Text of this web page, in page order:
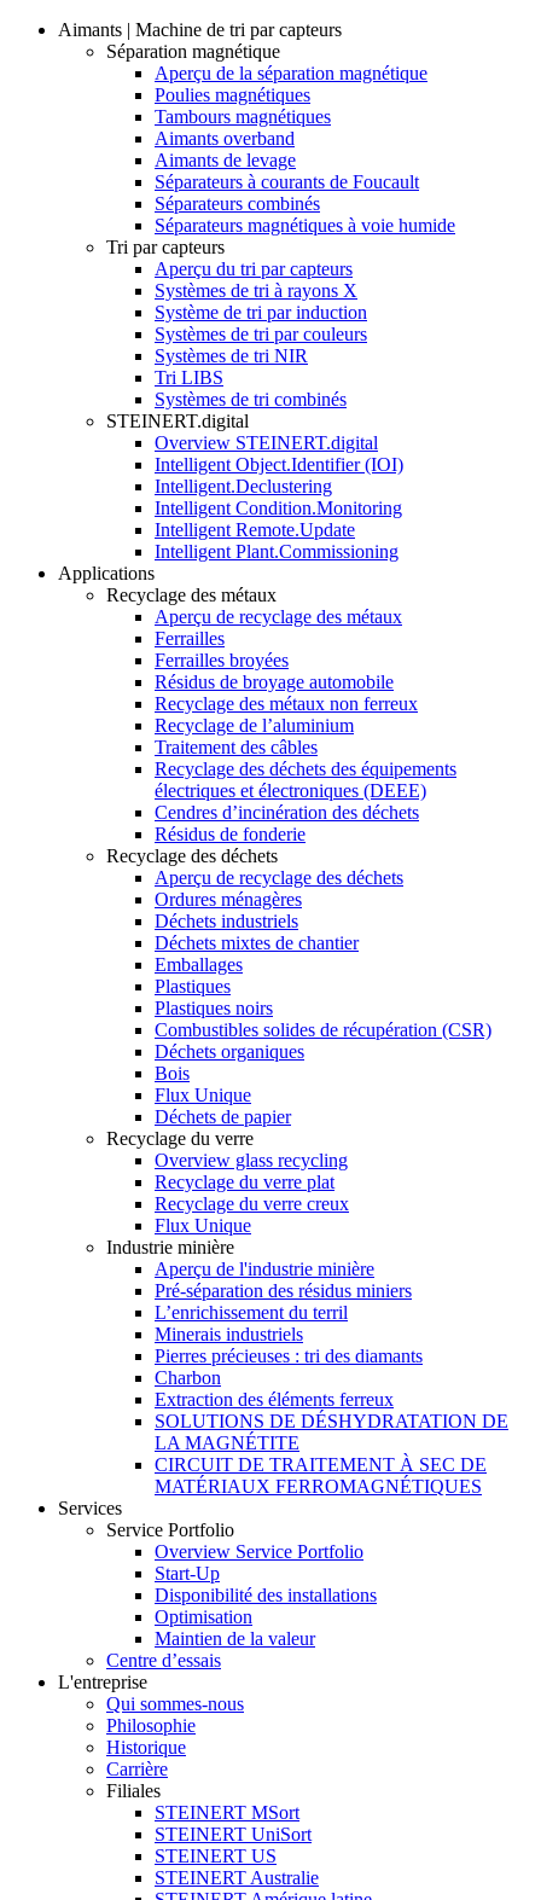
Aimants | Machine de tri par capteurs
Séparation magnétique
Aperçu de la séparation magnétique
Poulies magnétiques
Tambours magnétiques
Aimants overband
Aimants de levage
Séparateurs à courants de Foucault
Séparateurs combinés
Séparateurs magnétiques à voie humide
Tri par capteurs
Aperçu du tri par capteurs
Systèmes de tri à rayons X
Système de tri par induction
Systèmes de tri par couleurs
Systèmes de tri NIR
Tri LIBS
Systèmes de tri combinés
STEINERT.digital
Overview STEINERT.digital
Intelligent Object.Identifier (IOI)
Intelligent.Declustering
Intelligent Condition.Monitoring
Intelligent Remote.Update
Intelligent Plant.Commissioning
Applications
Recyclage des métaux
Aperçu de recyclage des métaux
Ferrailles
Ferrailles broyées
Résidus de broyage automobile
Recyclage des métaux non ferreux
Recyclage de l’aluminium
Traitement des câbles
Recyclage des déchets des équipements
électriques et électroniques (DEEE)
Cendres d’incinération des déchets
Résidus de fonderie
Recyclage des déchets
Aperçu de recyclage des déchets
Ordures ménagères
Déchets industriels
Déchets mixtes de chantier
Emballages
Plastiques
Plastiques noirs
Combustibles solides de récupération (CSR)
Déchets organiques
Bois
Flux Unique
Déchets de papier
Recyclage du verre
Overview glass recycling
Recyclage du verre plat
Recyclage du verre creux
Flux Unique
Industrie minière
Aperçu de l'industrie minière
Pré-séparation des résidus miniers
L’enrichissement du terril
Minerais industriels
Pierres précieuses : tri des diamants
Charbon
Extraction des éléments ferreux
SOLUTIONS DE DÉSHYDRATATION DE
LA MAGNÉTITE
CIRCUIT DE TRAITEMENT À SEC DE
MATÉRIAUX FERROMAGNÉTIQUES
Services
Service Portfolio
Overview Service Portfolio
Start-Up
Disponibilité des installations
Optimisation
Maintien de la valeur
Centre d’essais
L'entreprise
Qui sommes-nous
Philosophie
Historique
Carrière
Filiales
STEINERT MSort
STEINERT UniSort
STEINERT US
STEINERT Australie